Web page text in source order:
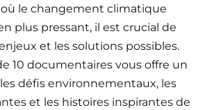
le changement climatique
plus pressant, il est crucial de
et les solutions possibles.
10 documentaires vous offre un
défis environnementaux, les
et les histoires inspirantes de